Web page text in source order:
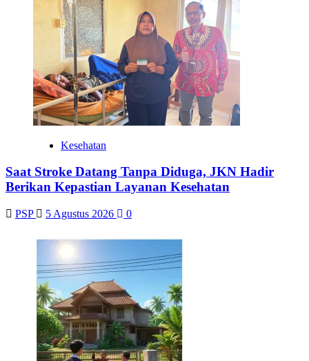
Kesehatan
Saat Stroke Datang Tanpa Diduga, JKN Hadir
Berikan Kepastian Layanan Kesehatan
PSP 5 Agustus 2026 0